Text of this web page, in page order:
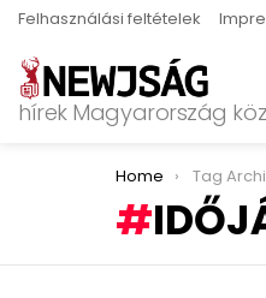
Felhasználási feltételek
hírek Magyarország
You are here:
Home Tag